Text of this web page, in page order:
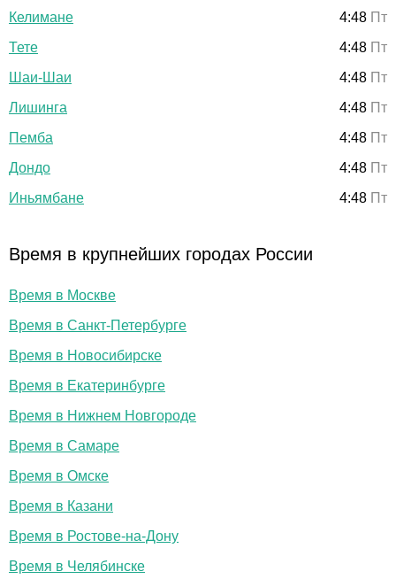
Келимане
4:48 Пт
Тете
4:48 Пт
Шаи-Шаи
4:48 Пт
Лишинга
4:48 Пт
Пемба
4:48 Пт
Дондо
4:48 Пт
Иньямбане
4:48 Пт
Время в крупнейших городах России
Время в Москве
Время в Санкт-Петербурге
Время в Новосибирске
Время в Екатеринбурге
Время в Нижнем Новгороде
Время в Самаре
Время в Омске
Время в Казани
Время в Ростове-на-Дону
Время в Челябинске